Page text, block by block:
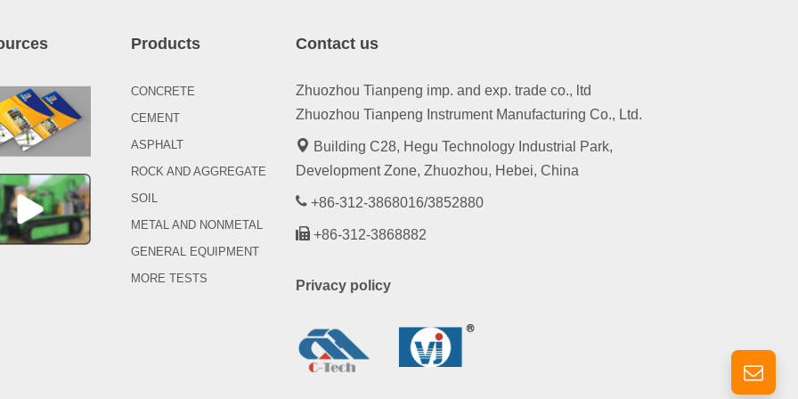
Products
CONCRETE
CEMENT
ASPHALT
ROCK AND AGGREGATE
SOIL
METAL AND NONMETAL
GENERAL EQUIPMENT
MORE TESTS
Contact us
Zhuozhou Tianpeng imp. and exp. trade co., ltd
Zhuozhou Tianpeng Instrument Manufacturing Co., Ltd.
Building C28, Hegu Technology Industrial Park,
Development Zone, Zhuozhou, Hebei, China
+86-312-3868016/3852880
+86-312-3868882
Privacy policy